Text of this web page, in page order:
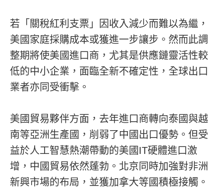
若「關稅紅利支票」因收入減少而難以為繼，
美國家庭採購成本或獲進一步讓步。然而此調
整期將使美國進口商，尤其是供應鏈靈活性較
低的中小企業，面臨全新不確定性，全球出口
業者亦同受衝擊。
美國貿易夥伴方面，去年進口商轉向泰國與越
南等亞洲生產國，削弱了中國出口優勢。但受
益於人工智慧熱潮帶動的美國IT硬體進口激
增，中國貿易依然蓬勃。北京同時加強對非洲
新興市場的布局，並獲加拿大等國積極接觸。